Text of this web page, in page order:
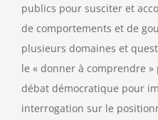
publics pour susciter et
de comportements et de
plusieurs domaines et
le « donner à comprendre »
débat démocratique pour
interrogation sur le